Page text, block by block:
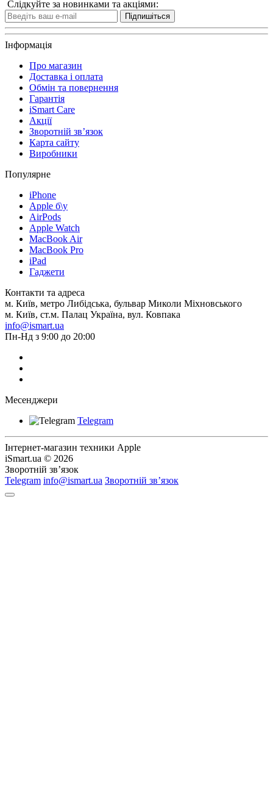
Слідкуйте за новинками та акціями:
Підпишіться
Інформація
Про магазин
Доставка і оплата
Обмін та повернення
Гарантія
iSmart Care
Акції
Зворотній зв’язок
Карта сайту
Виробники
Популярне
iPhone
Apple б\у
AirPods
Apple Watch
MacBook Air
MacBook Pro
iPad
Гаджети
Контакти та адреса
м. Київ, метро Либідська, бульвар Миколи Міхновського
м. Київ, ст.м. Палац Україна, вул. Ковпака
info@ismart.ua
Пн-Нд з 9:00 до 20:00
Месенджери
Telegram
Інтернет-магазин техники Apple
iSmart.ua © 2026
Зворотній зв’язок
Telegram info@ismart.ua Зворотній зв’язок